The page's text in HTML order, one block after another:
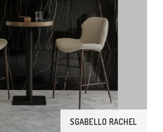
SGABELLO RACHEL